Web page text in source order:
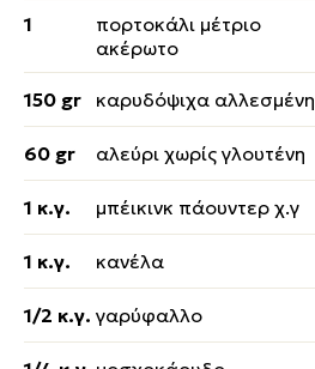
1
πορτοκάλι μέτριο
ακέρωτο
150 gr καρυδόψιχα αλλεσμένη
60 gr αλεύρι χωρίς γλουτένη
1 κ.γ. μπέικινκ πάουντερ χ.γ
1 κ.γ. κανέλα
1/2 κ.γ. γαρύφαλλο